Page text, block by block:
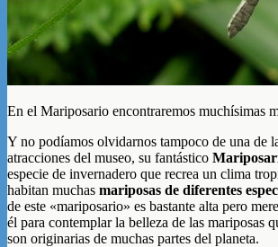
En el Mariposario encontraremos muchísimas
Y no podíamos olvidarnos tampoco de una de
atracciones del museo, su fantástico
especie de invernadero que recrea un clima
habitan muchas mariposas de diferentes
de este «mariposario» es bastante alta pero
él para contemplar la belleza de las mariposas
son originarias de muchas partes del planeta.